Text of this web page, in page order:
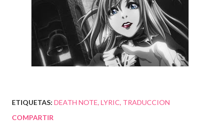
ETIQUETAS: DEATH NOTE LYRIC TRADUCCION
COMPARTIR